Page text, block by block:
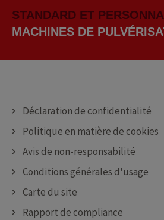
STANDARD ET
MACHINES DE
MACHINES DE COUPE
Déclaration de confidentialité
Politique en matière de cookies
Avis de non-responsabilité
Conditions générales d'usage
Carte du site
Rapport de compliance